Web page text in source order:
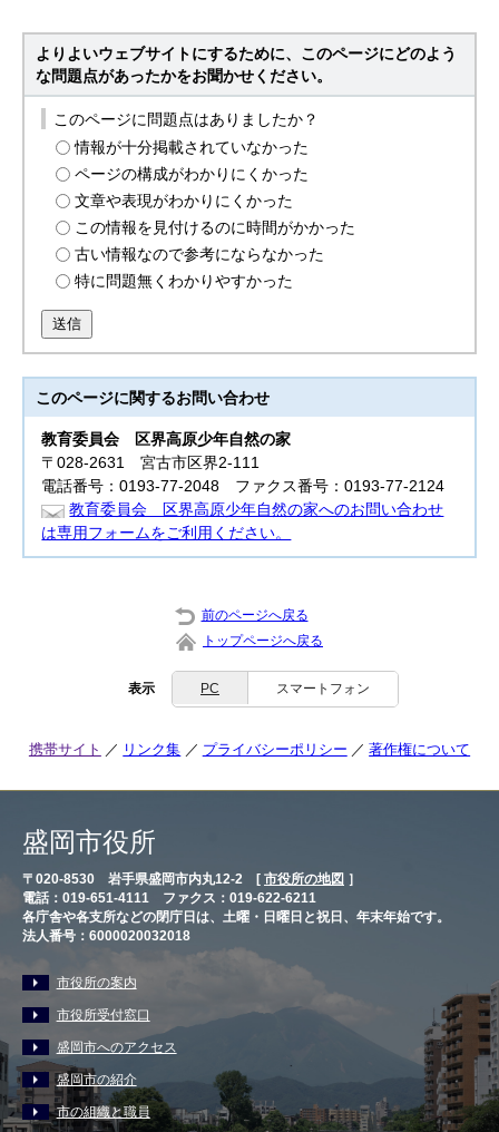
よりよいウェブサイトにするために、このページにどのよう
な問題点があったかをお聞かせください。
このページに問題点はありましたか？
情報が十分掲載されていなかった
ページの構成がわかりにくかった
文章や表現がわかりにくかった
この情報を見付けるのに時間がかかった
古い情報なので参考にならなかった
特に問題無くわかりやすかった
送信
このページに関するお問い合わせ
教育委員会
区界高原少年自然の家
〒028-2631 宮古市区界2-111
電話番号：0193-77-2048 ファクス番号：0193-77-2124
教育委員会 区界高原少年自然の家へのお問い合わせ
は専用フォームをご利用ください。
前のページへ戻る
トップページへ戻る
表示 PC スマートフォン
携帯サイト リンク集 プライバシーポリシー 著作権について
盛岡市役所
〒020-8530 岩手県盛岡市内丸12-2 [ 市役所の地図 ］
電話：019-651-4111 ファクス：019-622-6211
各庁舎や各支所などの閉庁日は、土曜・日曜日と祝日、年末年始です。
法人番号：6000020032018
市役所の案内
市役所受付窓口
盛岡市へのアクセス
盛岡市の紹介
市の組織と職員